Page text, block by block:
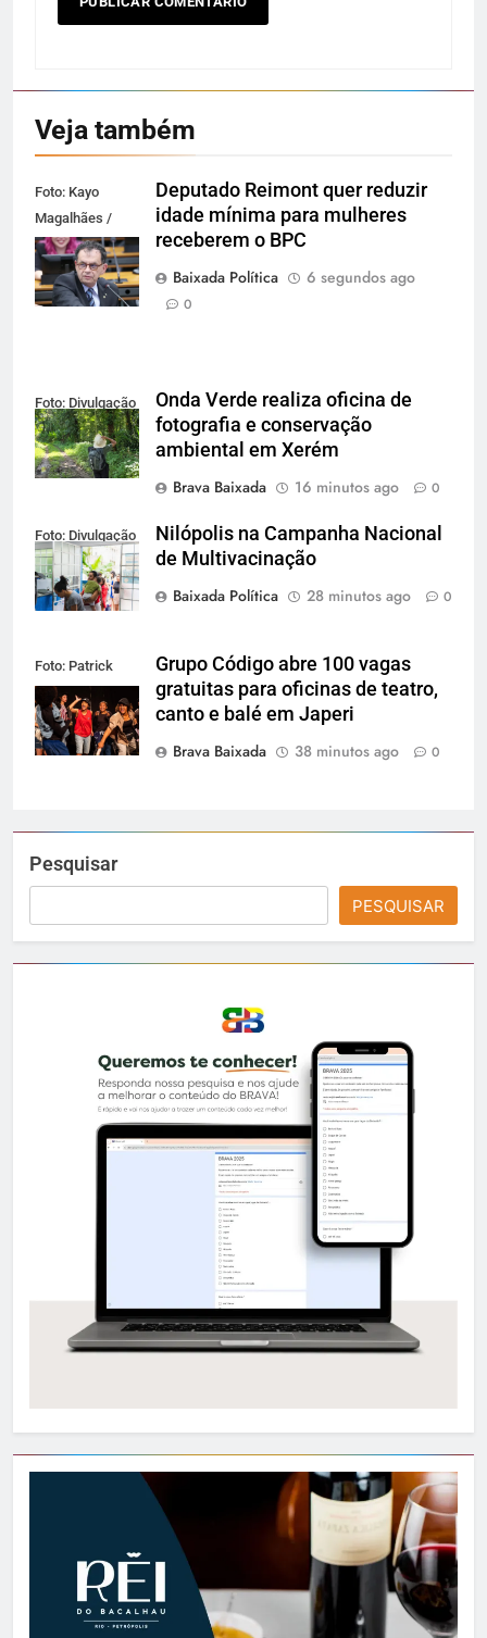
Veja também
Foto: Kayo
Magalhães /
Câmara dos
Deputados
Deputado Reimont quer reduzir
idade mínima para mulheres
receberem o BPC
Baixada Política
6 segundos ago
0
Foto: Divulgação
Onda Verde realiza oficina de
fotografia e conservação
ambiental em Xerém
Brava Baixada
16 minutos ago 0
Foto: Divulgação
Nilópolis na Campanha Nacional
de Multivacinação
Baixada Política
28 minutos ago 0
Foto: Patrick
Lima
Grupo Código abre 100 vagas
gratuitas para oficinas de teatro,
canto e balé em Japeri
Brava Baixada
38 minutos ago 0
Pesquisar
PESQUISAR